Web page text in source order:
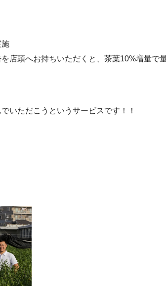
施
店頭へお持ちいただくと、茶葉10%増量で
いただこうというサービスです！！